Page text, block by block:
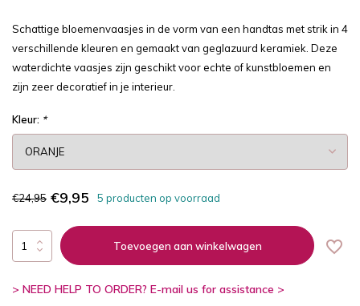
Schattige bloemenvaasjes in de vorm van een handtas met strik in 4
verschillende kleuren en gemaakt van geglazuurd keramiek. Deze
waterdichte vaasjes zijn geschikt voor echte of kunstbloemen en
zijn zeer decoratief in je interieur.
Kleur: *
€24,95 €9,95 5 producten op voorraad
Toevoegen aan winkelwagen
> NEED HELP TO ORDER? E-mail us for assistance >